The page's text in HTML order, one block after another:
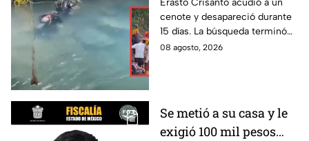
pescador Erasto
Crisanto
Erasto Crisanto acudió a un
cenote y desapareció durante
15 días. La búsqueda terminó
cuando el pescador fue
08 agosto, 2026
Se metió a su casa y le
exigió 100 mil pesos